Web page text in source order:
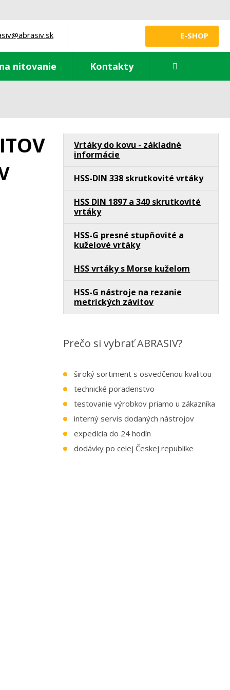
E-SHOP
nitovanie Kontakty
Vrtáky do kovu - základné
informácie
HSS-DIN 338 skrutkovité vrtáky
HSS DIN 1897 a 340 skrutkovité
vrtáky
HSS-G presné stupňovité a
kuželové vrtáky
HSS vrtáky s Morse kuželom
HSS-G nástroje na rezanie
metrických závitov
Prečo si vybrať ABRASIV?
široký sortiment s osvedčenou kvalitou
technické poradenstvo
testovanie výrobkov priamo u zákazníka
interný servis dodaných nástrojov
expedícia do 24 hodín
dodávky po celej Českej republike